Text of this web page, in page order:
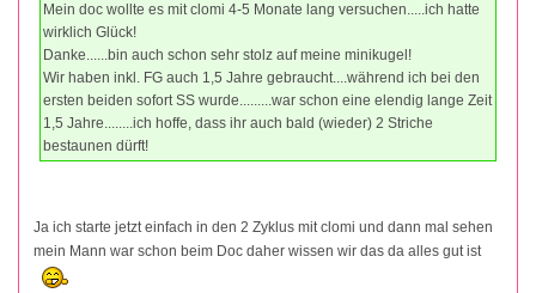
Mein doc wollte es mit clomi 4-5 Monate lang versuchen.....ich hatte
wirklich Glück!
Danke......bin auch schon sehr stolz auf meine minikugel!
Wir haben inkl. FG auch 1,5 Jahre gebraucht....während ich bei den
ersten beiden sofort SS wurde.........war schon eine elendig lange Zeit
1,5 Jahre........ich hoffe, dass ihr auch bald (wieder) 2 Striche
bestaunen dürft!
Ja ich starte jetzt einfach in den 2 Zyklus mit clomi und dann mal sehen
mein Mann war schon beim Doc daher wissen wir das da alles gut ist